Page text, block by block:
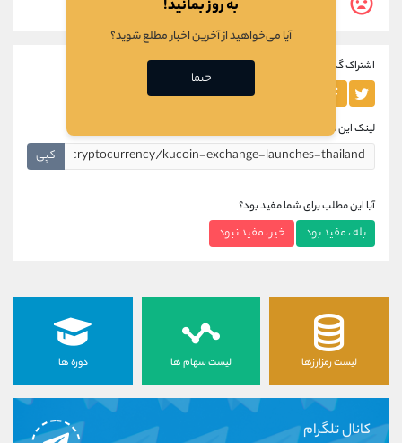
اشتراک گذاری این مطلب
لینک این مطلب
کپی
آیا این مطلب برای شما مفید بود؟
بله ، مفید بود خیر ، مفید نبود
لیست رمزارزها لیست سهام ها دوره ها
کانال تلگرام
به روز بمانید!
آیا می‌خواهید از آخرین اخبار مطلع شوید؟
حتما